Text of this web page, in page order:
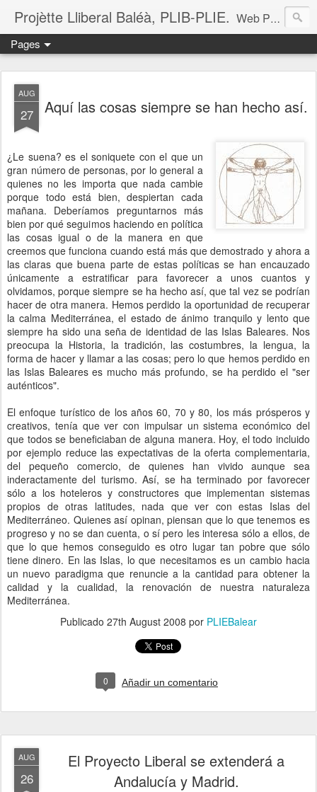
Projètte Lliberal Baléà, PLIB-PLIE. Web Projètte Lliberal Baléà (PLIB-PLIE)
Pages
AUG
27 Aquí las cosas siempre se han hecho así.
¿Le suena? es el soniquete con el que un
gran número de personas, por lo general a
quienes no les importa que nada cambie
porque todo está bien, despiertan cada
mañana. Deberíamos preguntarnos más
bien por qué seguimos haciendo en política
las cosas igual o de la manera en que
creemos que funciona cuando está más que demostrado y ahora a
las claras que buena parte de estas políticas se han encauzado
únicamente a estratificar para favorecer a unos cuantos y
olvidamos, porque siempre se ha hecho así, que tal vez se podrían
hacer de otra manera. Hemos perdido la oportunidad de recuperar
la calma Mediterránea, el estado de ánimo tranquilo y lento que
siempre ha sido una seña de identidad de las Islas Baleares. Nos
preocupa la Historia, la tradición, las costumbres, la lengua, la
forma de hacer y llamar a las cosas; pero lo que hemos perdido en
las Islas Baleares es mucho más profundo, se ha perdido el "ser
auténticos".
El enfoque turístico de los años 60, 70 y 80, los más prósperos y
creativos, tenía que ver con impulsar un sistema económico del
que todos se beneficiaban de alguna manera. Hoy, el todo incluido
por ejemplo reduce las expectativas de la oferta complementaria,
del pequeño comercio, de quienes han vivido aunque sea
inderactamente del turismo. Así, se ha terminado por favorecer
sólo a los hoteleros y constructores que implementan sistemas
propios de otras latitudes, nada que ver con estas Islas del
Mediterráneo. Quienes así opinan, piensan que lo que tenemos es
progreso y no se dan cuenta, o sí pero les interesa sólo a ellos, de
que lo que hemos conseguido es otro lugar tan pobre que sólo
tiene dinero. En las Islas, lo que necesitamos es un cambio hacia
un nuevo paradigma que renuncie a la cantidad para obtener la
calidad y la cualidad, la renovación de nuestra naturaleza
Mediterránea.
Publicado 27th August 2008 por PLIEBalear
0 Añadir un comentario
AUG
26
El Proyecto Liberal se extenderá a
Andalucía y Madrid.